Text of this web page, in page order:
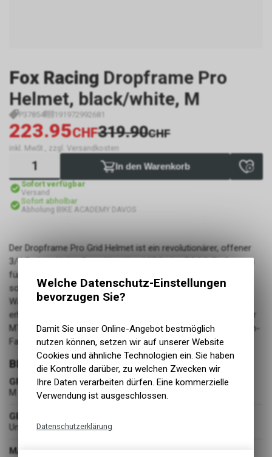
Fox Racing Dropframe Pro
Helmet, black/white, M
P37854 191972992681
223.95CHF319.90CHF
inkl. MwSt., zzgl. Versandkosten
In den Warenkorb
Sofort verfügbar
Versand
Sofort abholbar
Abholung BIKE ACADEMY DAVOS
Der Dropframe Pro Grid Helmet ist ein revolutionärer, offener
3/4 Enduro-Helm. Er verfügt über MIPS, das BOA® Fit System
für klassenbeste Passform und Sicherheit, erhöhte Belüftung
sowie ein antimikrobielles Ionic+® Innenfutter und
Wangenpolster zur Optimierung der Passform. Mit seinem
erhöhten Schutz für Ohren, Kiefer und Hinterkopf bietet dieser
MTB-Helm den umfassendsten Schutz, den wir in einem Open-
Face-Helm anbieten.
BEKLEIDUNG
GRÖSSE
M
GESCHLECHT
Unisex
MATERIAL
Welche Datenschutz-Einstellungen
bevorzugen Sie?
Damit Sie unser Online-Angebot bestmöglich
nutzen können, setzen wir auf unserer Website
Cookies und ähnliche Technologien ein. Sie haben
die Kontrolle darüber, zu welchen Zwecken wir
Ihre Daten verarbeiten dürfen. Eine kommerzielle
Verwendung ist ausgeschlossen.
Datenschutzerklärung